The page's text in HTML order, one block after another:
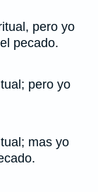
pero yo
pecado.
pero yo
mas yo